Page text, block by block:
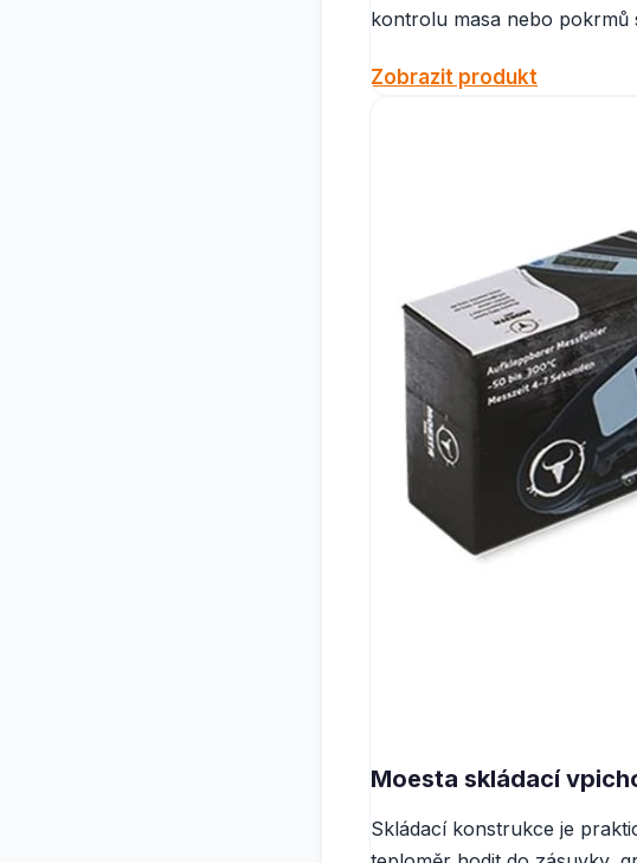
kontrolu masa nebo pokrmů
Zobrazit produkt
Moesta skládací
Skládací konstrukce je